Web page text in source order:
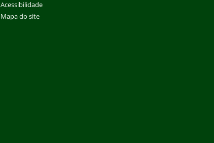
Acessibilidade
Mapa do site